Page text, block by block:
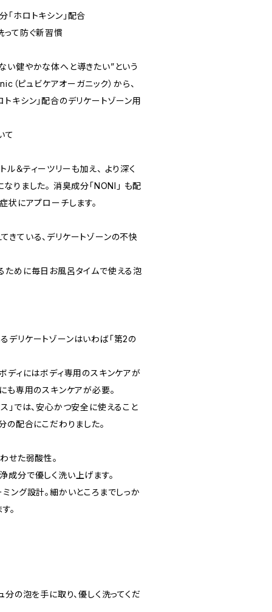
ホロトキシン」配合
って防ぐ新習慣
健やかな体へと導きたい”という
ピュビケアオーガニック）から、
キシン」配合のデリケートゾーン用
て
＆ティーツリーも加え、 より深く
りました。 消臭成分「NONI」 も配
状にアプローチします。
きている、デリケートゾーンの不快
ために毎日お風呂タイムで使える泡
デリケートゾーンはいわば「第2の
ディにはボディ専用のスキンケアが
も専用のスキンケアが必要。
」では、安心かつ安全に使えること
の配合にこだわりました。
せた弱酸性。
成分で優しく洗い上げます。
ング設計。細かいところまでしっか
。
分の泡を手に取り、優しく洗ってくだ